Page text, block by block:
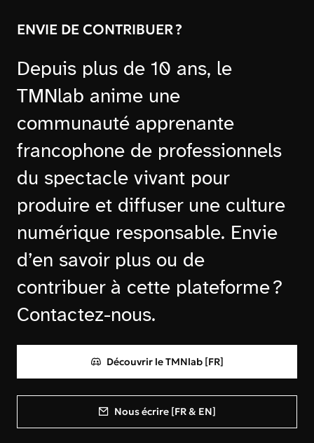
ENVIE DE CONTRIBUER ?
Depuis plus de 10 ans, le
TMNlab anime une
communauté apprenante
francophone de professionnels
du spectacle vivant pour
produire et diffuser une culture
numérique responsable. Envie
d’en savoir plus ou de
contribuer à cette plateforme ?
Contactez-nous.
Découvrir le TMNlab [FR]
Nous écrire [FR & EN]